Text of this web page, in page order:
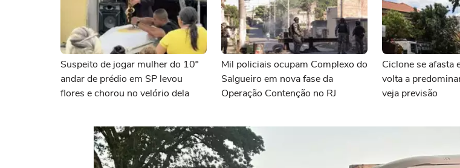
Suspeito de jogar mulher do 10º
andar de prédio em SP levou
flores e chorou no velório dela
Mil policiais ocupam Complexo do
Salgueiro em nova fase da
Operação Contenção no RJ
Ciclone se afasta
volta a
veja previsão